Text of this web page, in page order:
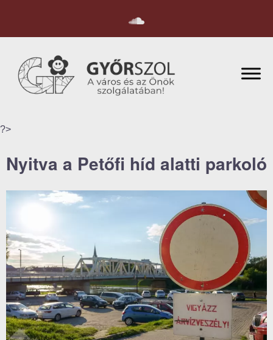
?>
Nyitva a Petőfi híd alatti parkoló